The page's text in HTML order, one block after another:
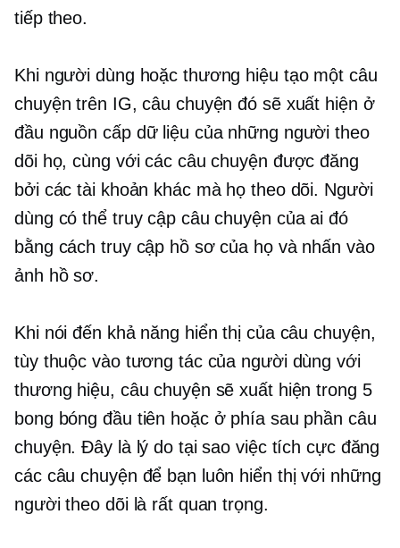
tiếp theo.
Khi người dùng hoặc thương hiệu tạo một câu
chuyện trên IG, câu chuyện đó sẽ xuất hiện ở
đầu nguồn cấp dữ liệu của những người theo
dõi họ, cùng với các câu chuyện được đăng
bởi các tài khoản khác mà họ theo dõi. Người
dùng có thể truy cập câu chuyện của ai đó
bằng cách truy cập hồ sơ của họ và nhấn vào
ảnh hồ sơ.
Khi nói đến khả năng hiển thị của câu chuyện,
tùy thuộc vào tương tác của người dùng với
thương hiệu, câu chuyện sẽ xuất hiện trong 5
bong bóng đầu tiên hoặc ở phía sau phần câu
chuyện. Đây là lý do tại sao việc tích cực đăng
các câu chuyện để bạn luôn hiển thị với những
người theo dõi là rất quan trọng.